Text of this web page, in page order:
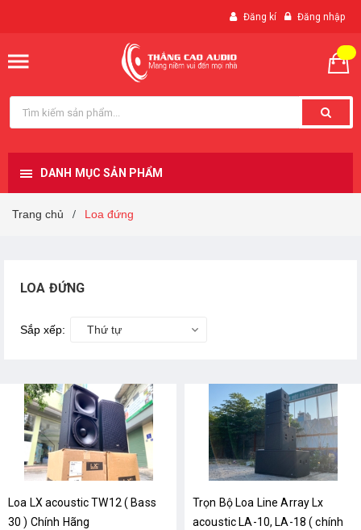
Đăng kí Đăng nhập
DANH MỤC SẢN PHẨM
Trang chủ / Loa đứng
LOA ĐỨNG
Sắp xếp: Thứ tự
Loa LX acoustic TW12 ( Bass
30 ) Chính Hãng
Trọn Bộ Loa Line Array Lx
acoustic LA-10, LA-18 ( chính